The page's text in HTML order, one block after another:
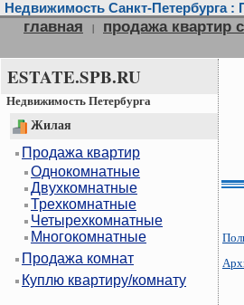
Недвижимость Санкт-Петербурга :
главная | продажа квартир
ESTATE.SPB.RU
Недвижимость Петербурга
Жилая
Продажа квартир
Однокомнатные
Двухкомнатные
Трехкомнатные
Четырехкомнатные
Многокомнатные
Продажа комнат
Куплю квартиру/комнату